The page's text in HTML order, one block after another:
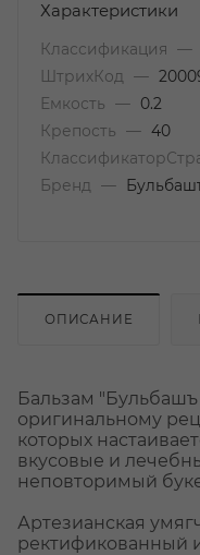
Характеристики
Классификация —
ШтрихКод
—
Емкость
—
0.2
Крепость
— 40
Бренд
—
ОПИСАНИЕ
Бальзам
оригинальному
которых
вкусовые и
неповторимый
Артезианская
ректификованный